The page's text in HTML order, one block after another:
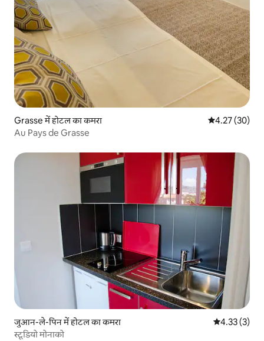
Grasse में होटल का कमरा औसत रेटिंग 5 में
4.27 (30)
Au Pays de Grasse
जुआन-ले-पिन में होटल का कमरा औसत रेटिंग 5
4.33 (3)
स्टूडियो मोनाको